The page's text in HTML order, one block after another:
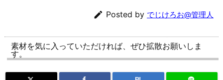
 Posted by でじけろお@管理人
素材を気に入っていただければ、ぜひ拡散お願いしま
す。